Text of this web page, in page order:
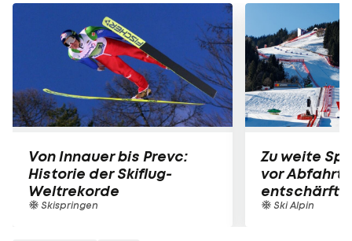
Von Innauer bis Prevc:
Historie der Skiflug-
Weltrekorde
Skispringen
Zu weite
vor
entschärft
Ski Alpin